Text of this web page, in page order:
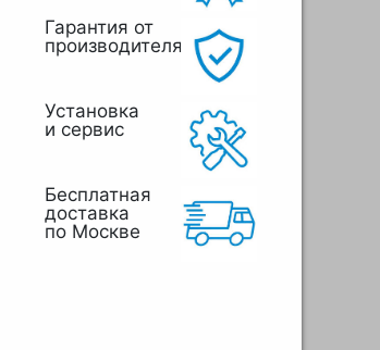
Гарантия от
производителя
Установка
и сервис
Бесплатная
доставка
по Москве